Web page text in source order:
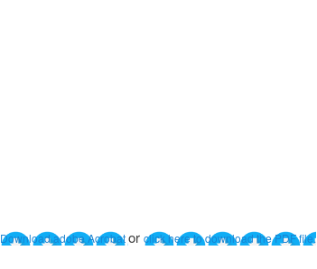
Download adobe Acrobator click here to download the PDF file.